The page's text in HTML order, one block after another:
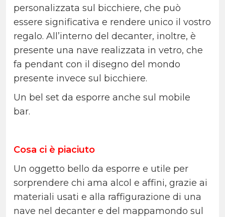
personalizzata sul bicchiere, che può
essere significativa e rendere unico il vostro
regalo. All’interno del decanter, inoltre, è
presente una nave realizzata in vetro, che
fa pendant con il disegno del mondo
presente invece sul bicchiere.
Un bel set da esporre anche sul mobile
bar.
Cosa ci è piaciuto
Un oggetto bello da esporre e utile per
sorprendere chi ama alcol e affini, grazie ai
materiali usati e alla raffigurazione di una
nave nel decanter e del mappamondo sul